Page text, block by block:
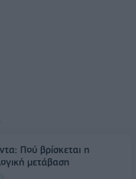
Πού βρίσκεται η
μετάβαση